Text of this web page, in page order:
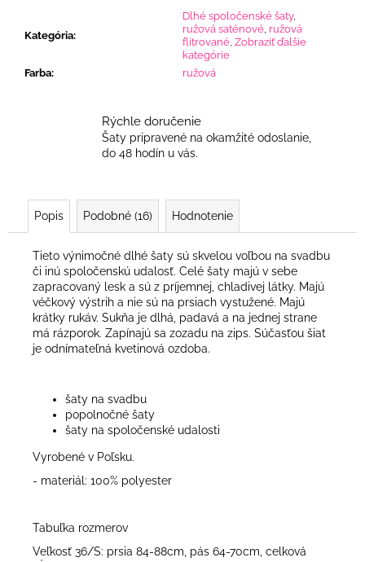
Kategória:
Dlhé spoločenské šaty,
ružová saténové ružová
flitrované Zobraziť ďalšie
kategórie
Farba: ružová
Rýchle doručenie
Šaty pripravené na okamžité odoslanie,
do 48 hodín u vás.
Popis Podobné (16) Hodnotenie
Tieto výnimočné dlhé šaty sú skvelou voľbou na svadbu
či inú spoločenskú udalosť. Celé šaty majú v sebe
zapracovaný lesk a sú z príjemnej, chladivej látky. Majú
véčkový výstrih a nie sú na prsiach vystužené. Majú
krátky rukáv. Sukňa je dlhá, padavá a na jednej strane
má rázporok. Zapínajú sa zozadu na zips. Súčasťou šiat
je odnímateľná kvetinová ozdoba.
šaty na svadbu
popolnočné šaty
šaty na spoločenské udalosti
Vyrobené v Poľsku.
- materiál: 100% polyester
Tabuľka rozmerov
Veľkosť 36/S: prsia 84-88cm, pás 64-70cm, celková